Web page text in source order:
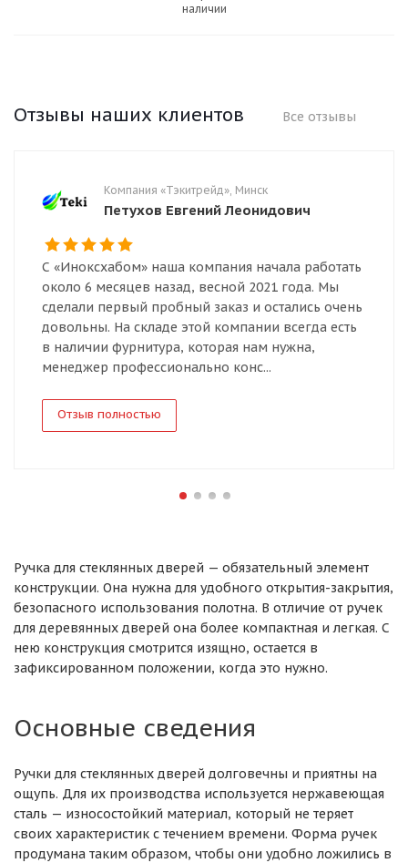
наличии
Отзывы наших клиентов Все отзывы
Компания «Тэкитрейд», Минск
Петухов Евгений Леонидович
С «Иноксхабом» наша компания начала работать
около 6 месяцев назад, весной 2021 года. Мы
сделали первый пробный заказ и остались очень
довольны. На складе этой компании всегда есть
в наличии фурнитура, которая нам нужна,
менеджер профессионально конс...
Отзыв полностью
Ручка для стеклянных дверей — обязательный элемент
конструкции. Она нужна для удобного открытия-закрытия,
безопасного использования полотна. В отличие от ручек
для деревянных дверей она более компактная и легкая. С
нею конструкция смотрится изящно, остается в
зафиксированном положении, когда это нужно.
Основные сведения
Ручки для стеклянных дверей долговечны и приятны на
ощупь. Для их производства используется нержавеющая
сталь — износостойкий материал, который не теряет
своих характеристик с течением времени. Форма ручек
продумана таким образом, чтобы они удобно ложились в